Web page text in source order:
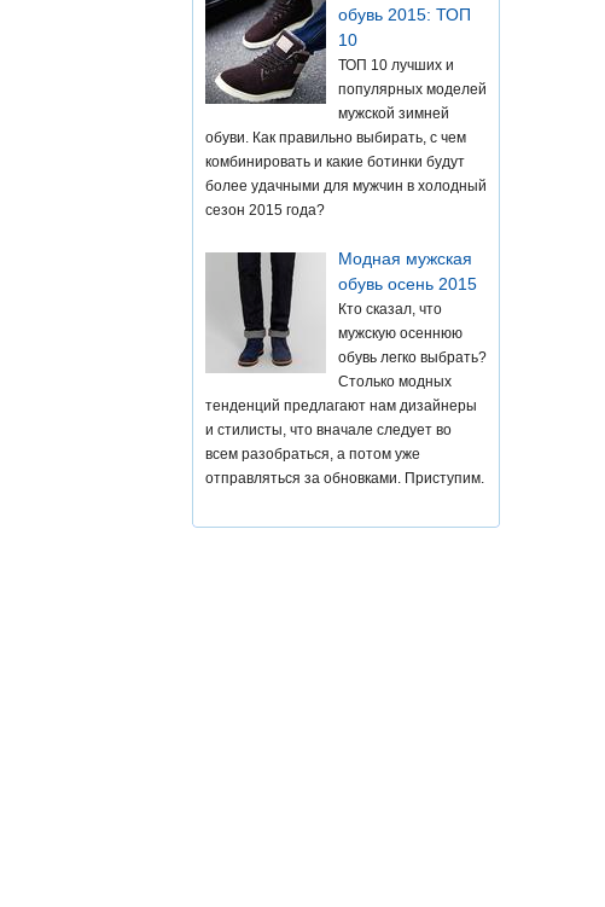
обувь 2015: ТОП
10
ТОП 10 лучших и
популярных моделей
мужской зимней
обуви. Как правильно выбирать, с чем
комбинировать и какие ботинки будут
более удачными для мужчин в холодный
сезон 2015 года?
Модная мужская
обувь осень 2015
Кто сказал, что
мужскую осеннюю
обувь легко выбрать?
Столько модных
тенденций предлагают нам дизайнеры
и стилисты, что вначале следует во
всем разобраться, а потом уже
отправляться за обновками. Приступим.